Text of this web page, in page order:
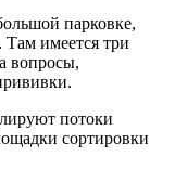
парковке,
имеется три
вопросы,
потоки
сортировки